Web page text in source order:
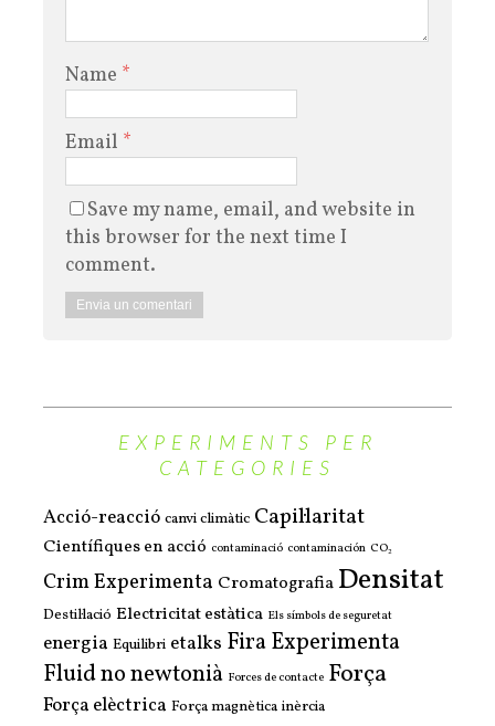
Name *
Email *
Save my name, email, and website in
this browser for the next time I
comment.
EXPERIMENTS PER
CATEGORIES
Acció-reacció canvi climàtic Capil·laritat
Científiques en acció contaminació contaminación CO₂
Crim Experimenta Cromatografia Densitat
Destil·lació Electricitat estàtica Els símbols de seguretat
energia Equilibri etalks Fira Experimenta
Fluid no newtonià Forces de contacte Força
Força elèctrica Força magnètica inèrcia